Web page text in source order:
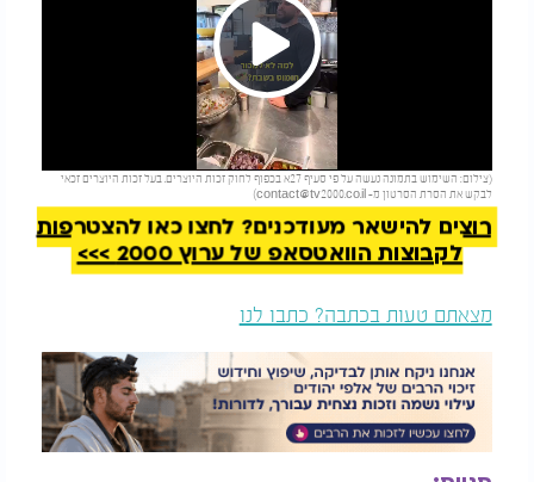
Play
Video
(צילום: השימוש בתמונה נעשה על פי סעיף 27א בכפוף לחוק זכות היוצרים. בעל זכות היוצרים זכאי
לבקש את הסרת הסרטון מ- contact@tv2000.co.il
)
להמשך קריאה
רוצים להישאר מעודכנים? לחצו כאן להצטרפות
לקבוצות הוואטסאפ של ערוץ 2000 >>>
מצאתם טעות בכתבה? כתבו לנו